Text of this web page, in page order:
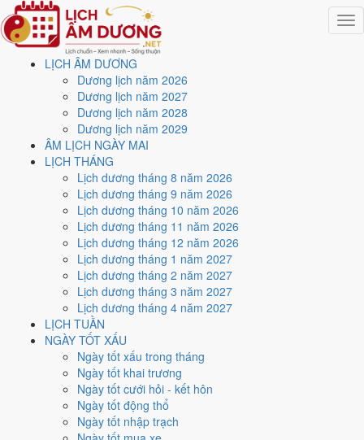
LỊCH ÂM DƯƠNG
Dương lịch năm 2026
Dương lịch năm 2027
Dương lịch năm 2028
Dương lịch năm 2029
ÂM LỊCH NGÀY MAI
LỊCH THÁNG
Lịch dương tháng 8 năm 2026
Lịch dương tháng 9 năm 2026
Lịch dương tháng 10 năm 2026
Lịch dương tháng 11 năm 2026
Lịch dương tháng 12 năm 2026
Lịch dương tháng 1 năm 2027
Lịch dương tháng 2 năm 2027
Lịch dương tháng 3 năm 2027
Lịch dương tháng 4 năm 2027
LỊCH TUẦN
NGÀY TỐT XẤU
Ngày tốt xấu trong tháng
Ngày tốt khai trương
Ngày tốt cưới hỏi - kết hôn
Ngày tốt động thổ
Ngày tốt nhập trạch
Trang chủ
Lịch năm 2020
Tháng 1/2020
Ngày 30/1/2020 (Nhâm Thân)
Xem ngày30/1/2020
lịch - Ngày 6/1 âm lịch
(Nhâm Thân) tốt hay xấu?
Ngày 30/1/2020 dương lịch (Thứ Năm) là ngày 6/1/2020 âm lịch
Nhâm Thân- Chi sinh Can, Trực Phá, Sao Khuê, nạp âm
Kiếm Phong Kim. Tổng hòa, đây làNgày Đại Hung
cho các việc quan trọng. Giờ Hoàng Đạo trong ngày:
Sửu, Thìn, Tỵ, Mùi, Tuất
Ngày Dương
Tháng 1 năm 2020
Tháng 1 âm năm 2020